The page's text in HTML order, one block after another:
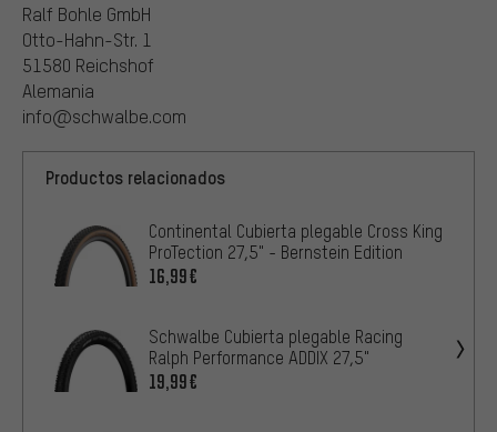
Ralf Bohle GmbH
Otto-Hahn-Str. 1
51580 Reichshof
Alemania
info@schwalbe.com
Productos relacionados
Continental Cubierta plegable Cross King
ProTection 27,5" - Bernstein Edition
16,99€
Schwalbe Cubierta plegable Racing
Ralph Performance ADDIX 27,5"
19,99€